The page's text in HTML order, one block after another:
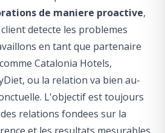
de maniere proactive,
detecte les problemes
en tant que partenaire
Catalonia Hotels,
ou la relation va bien au-
L'objectif est toujours
relations fondees sur la